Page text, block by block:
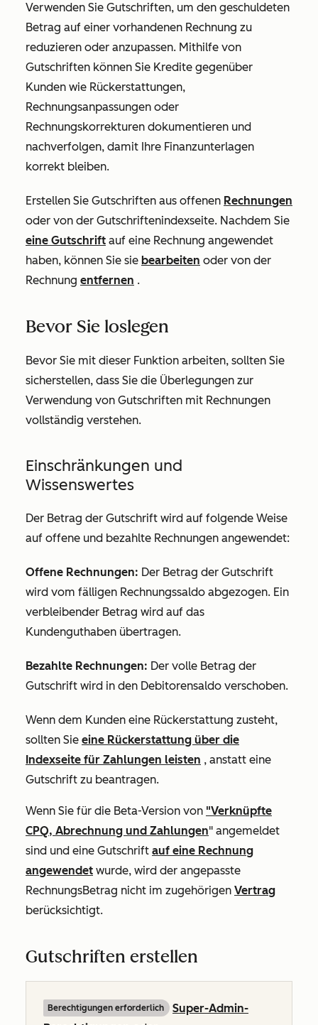
Verwenden Sie Gutschriften, um den geschuldeten
Betrag auf einer vorhandenen Rechnung zu
reduzieren oder anzupassen. Mithilfe von
Gutschriften können Sie Kredite gegenüber
Kunden wie Rückerstattungen,
Rechnungsanpassungen oder
Rechnungskorrekturen dokumentieren und
nachverfolgen, damit Ihre Finanzunterlagen
korrekt bleiben.
Erstellen Sie Gutschriften aus offenen Rechnungen
oder von der Gutschriftenindexseite. Nachdem Sie
eine Gutschrift auf eine Rechnung angewendet
haben, können Sie sie bearbeiten oder von der
Rechnung entfernen .
Bevor Sie loslegen
Bevor Sie mit dieser Funktion arbeiten, sollten Sie
sicherstellen, dass Sie die Überlegungen zur
Verwendung von Gutschriften mit Rechnungen
vollständig verstehen.
Einschränkungen und
Wissenswertes
Der Betrag der Gutschrift wird auf folgende Weise
auf offene und bezahlte Rechnungen angewendet:
Offene Rechnungen: Der Betrag der Gutschrift
wird vom fälligen Rechnungssaldo abgezogen. Ein
verbleibender Betrag wird auf das
Kundenguthaben übertragen.
Bezahlte Rechnungen: Der volle Betrag der
Gutschrift wird in den Debitorensaldo verschoben.
Wenn dem Kunden eine Rückerstattung zusteht,
sollten Sie eine Rückerstattung über die
Indexseite für Zahlungen leisten , anstatt eine
Gutschrift zu beantragen.
Wenn Sie für die Beta-Version von "Verknüpfte
CPQ, Abrechnung und Zahlungen" angemeldet
sind und eine Gutschrift auf eine Rechnung
angewendet wurde, wird der angepasste
RechnungsBetrag nicht im zugehörigen Vertrag
berücksichtigt.
Gutschriften erstellen
Berechtigungen erforderlich
Super-Admin-